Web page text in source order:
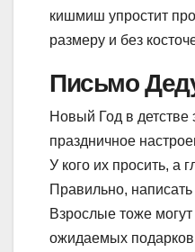
кишмиш упростит
размеру и без
Письмо
Новый Год в детстве
праздничное
У кого их просить, а
Правильно,
Взрослые тоже могут
ожидаемых